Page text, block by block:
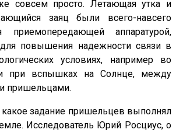
совсем просто. Летающая утка и
заяц были всего-навсего
приемопередающей аппаратурой,
повышения надежности связи в
условиях, например во
при вспышках на Солнце, между
пришельцами.
задание пришельцев выполнял
Исследователь Юрий Росциус, о